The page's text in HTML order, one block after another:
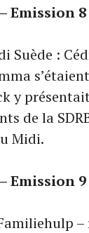
Emission 8
Suède :
y
de la
Midi.
Emission 9
–